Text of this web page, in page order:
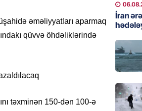
əməliyyatları aparmaq
qüvvə öhdəliklərində
təxminən 150-dən 100-ə
Bu gün
klubu
ÖZƏL
qaldı
İran